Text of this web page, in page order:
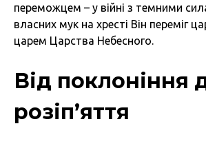
переможцем – у війні з темними
власних мук на хресті Він переміг
царем Царства Небесного.
Від поклоніння
розіп’яття